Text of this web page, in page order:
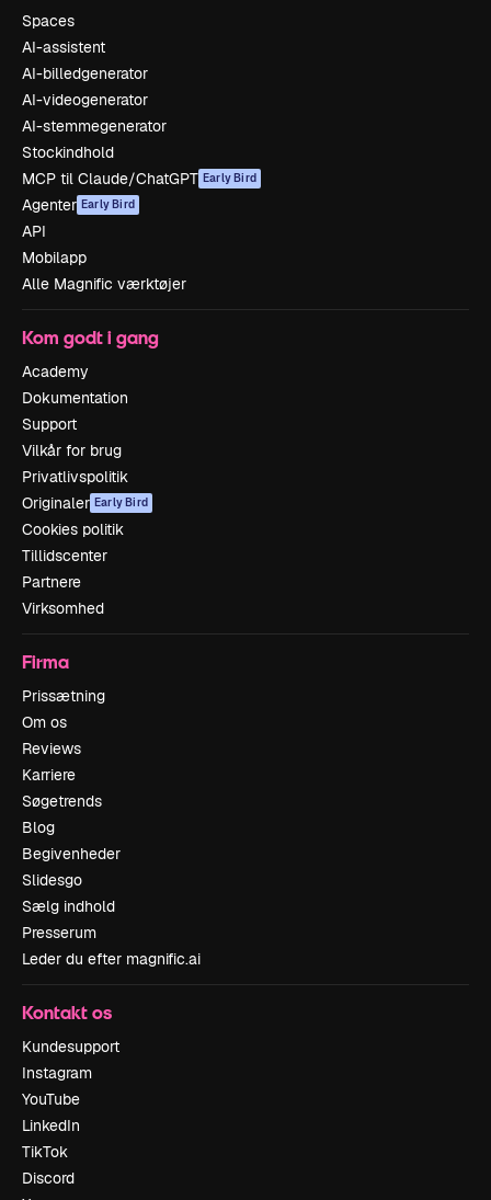
Spaces
AI-assistent
AI-billedgenerator
AI-videogenerator
AI-stemmegenerator
Stockindhold
MCP til Claude/ChatGPT Early Bird
Agenter Early Bird
API
Mobilapp
Alle Magnific værktøjer
Kom godt i gang
Academy
Dokumentation
Support
Vilkår for brug
Privatlivspolitik
Originaler Early Bird
Cookies politik
Tillidscenter
Partnere
Virksomhed
Firma
Prissætning
Om os
Reviews
Karriere
Søgetrends
Blog
Begivenheder
Slidesgo
Sælg indhold
Presserum
Leder du efter magnific.ai
Kontakt os
Kundesupport
Instagram
YouTube
LinkedIn
TikTok
Discord